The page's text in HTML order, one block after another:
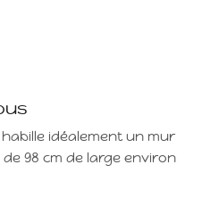
habille idéalement un mur
98 cm de large environ